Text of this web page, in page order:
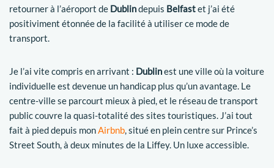
retourner à l’aéroport de Dublindepuis Belfastet j’ai été
positiviment étonnée de la facilité à utiliser ce mode de
transport.
Je l’ai vite compris en arrivant : Dublinest une ville où la voiture
individuelle est devenue un handicap plus qu’un avantage. Le
centre-ville se parcourt mieux à pied, et le réseau de transport
public couvre la quasi-totalité des sites touristiques. J’ai tout
fait à pied depuis monAirbnb, situé en plein centre sur Prince’s
Street South, à deux minutes de la Liffey. Un luxe accessible.